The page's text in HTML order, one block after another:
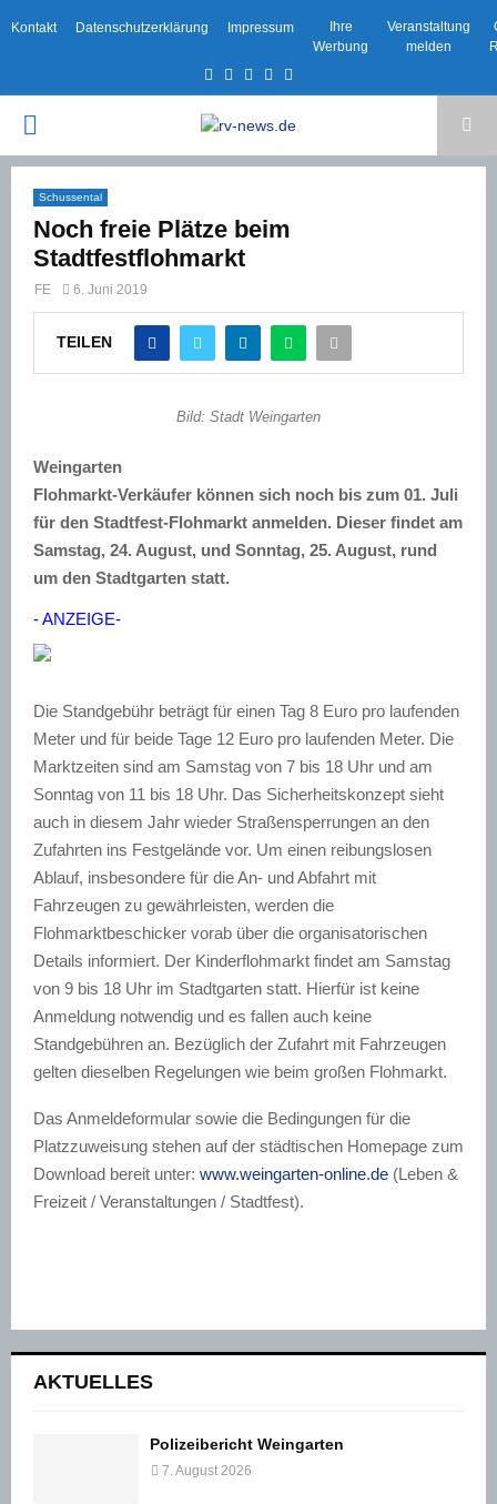
Kontakt Datenschutzerklärung Impressum
Ihre
Werbung
Veranstaltung
melden
Facebook
TwitterInstagram
Email
PRIMARY
MENU
Schussental
Noch freie Plätze beim
Stadtfestflohmarkt
FE 6. Juni 2019
TEILEN
Bild: Stadt Weingarten
Weingarten
Flohmarkt-Verkäufer können sich noch bis zum 01. Juli
für den Stadtfest-Flohmarkt anmelden. Dieser findet am
Samstag, 24. August, und Sonntag, 25. August, rund
um den Stadtgarten statt.
- ANZEIGE-
Die Standgebühr beträgt für einen Tag 8 Euro pro laufenden
Meter und für beide Tage 12 Euro pro laufenden Meter. Die
Marktzeiten sind am Samstag von 7 bis 18 Uhr und am
Sonntag von 11 bis 18 Uhr. Das Sicherheitskonzept sieht
auch in diesem Jahr wieder Straßensperrungen an den
Zufahrten ins Festgelände vor. Um einen reibungslosen
Ablauf, insbesondere für die An- und Abfahrt mit
Fahrzeugen zu gewährleisten, werden die
Flohmarktbeschicker vorab über die organisatorischen
Details informiert. Der Kinderflohmarkt findet am Samstag
von 9 bis 18 Uhr im Stadtgarten statt. Hierfür ist keine
Anmeldung notwendig und es fallen auch keine
Standgebühren an. Bezüglich der Zufahrt mit Fahrzeugen
gelten dieselben Regelungen wie beim großen Flohmarkt.
Das Anmeldeformular sowie die Bedingungen für die
Platzzuweisung stehen auf der städtischen Homepage zum
Download bereit unter: www.weingarten-online.de (Leben &
Freizeit / Veranstaltungen / Stadtfest).
AKTUELLES
Polizeibericht Weingarten
7. August 2026